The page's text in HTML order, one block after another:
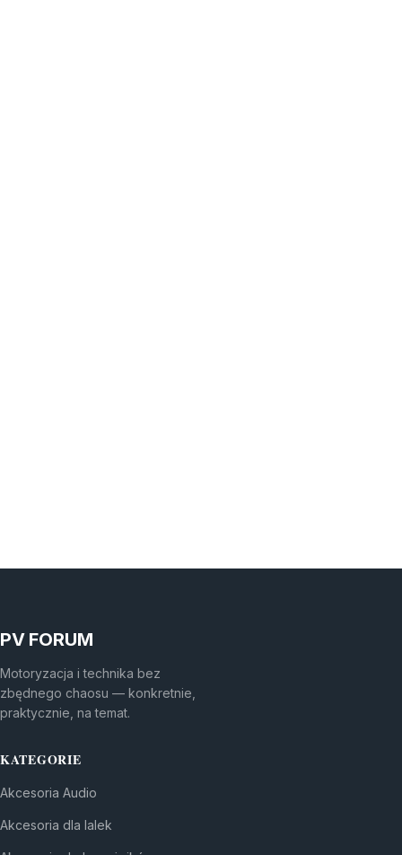
PV FORUM
Motoryzacja i technika bez
zbędnego chaosu — konkretnie,
praktycznie, na temat.
KATEGORIE
Akcesoria Audio
Akcesoria dla lalek